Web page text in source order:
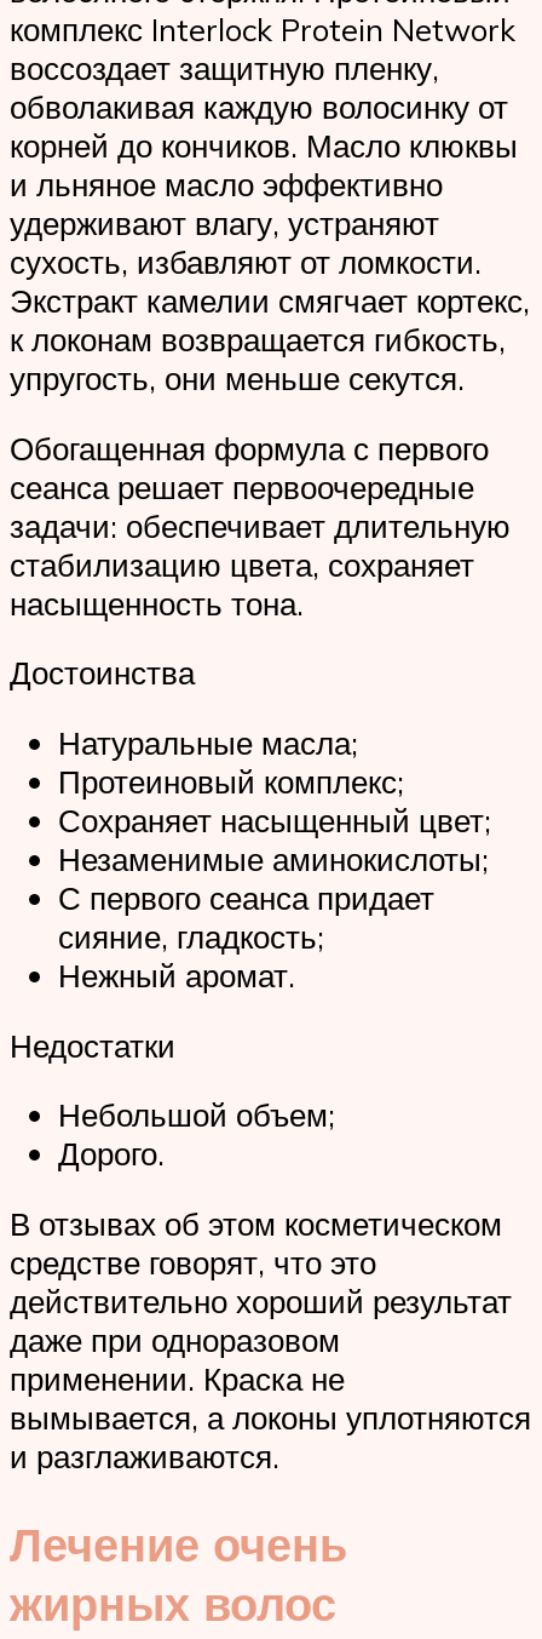
комплекс Interlock Protein Network
воссоздает защитную пленку,
обволакивая каждую волосинку от
корней до кончиков. Масло клюквы
и льняное масло эффективно
удерживают влагу, устраняют
сухость, избавляют от ломкости.
Экстракт камелии смягчает кортекс,
к локонам возвращается гибкость,
упругость, они меньше секутся.
Обогащенная формула с первого
сеанса решает первоочередные
задачи: обеспечивает длительную
стабилизацию цвета, сохраняет
насыщенность тона.
Достоинства
Натуральные масла;
Протеиновый комплекс;
Сохраняет насыщенный цвет;
Незаменимые аминокислоты;
С первого сеанса придает
сияние, гладкость;
Нежный аромат.
Недостатки
Небольшой объем;
Дорого.
В отзывах об этом косметическом
средстве говорят, что это
действительно хороший результат
даже при одноразовом
применении. Краска не
вымывается, а локоны уплотняются
и разглаживаются.
Лечение очень
жирных волос